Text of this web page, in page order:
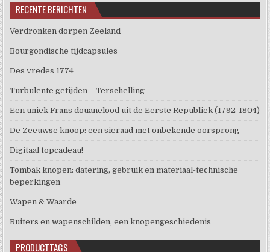
RECENTE BERICHTEN
Verdronken dorpen Zeeland
Bourgondische tijdcapsules
Des vredes 1774
Turbulente getijden – Terschelling
Een uniek Frans douanelood uit de Eerste Republiek (1792-1804)
De Zeeuwse knoop: een sieraad met onbekende oorsprong
Digitaal topcadeau!
Tombak knopen: datering, gebruik en materiaal-technische
beperkingen
Wapen & Waarde
Ruiters en wapenschilden, een knopengeschiedenis
PRODUCTTAGS